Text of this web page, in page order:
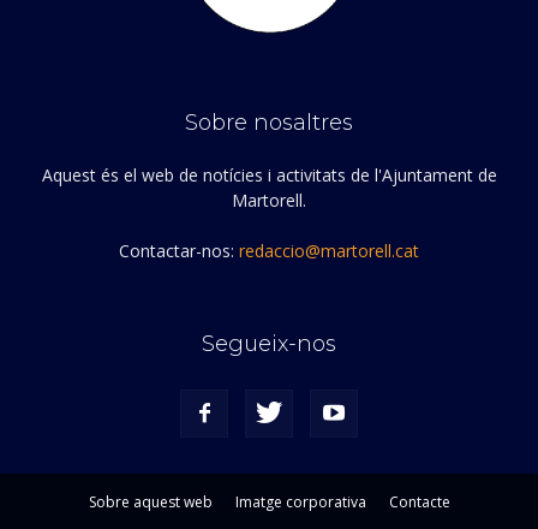
Sobre nosaltres
Aquest és el web de notícies i activitats de l'Ajuntament de
Martorell.
Contactar-nos: redaccio@martorell.cat
Segueix-nos
Sobre aquest web Imatge corporativa Contacte